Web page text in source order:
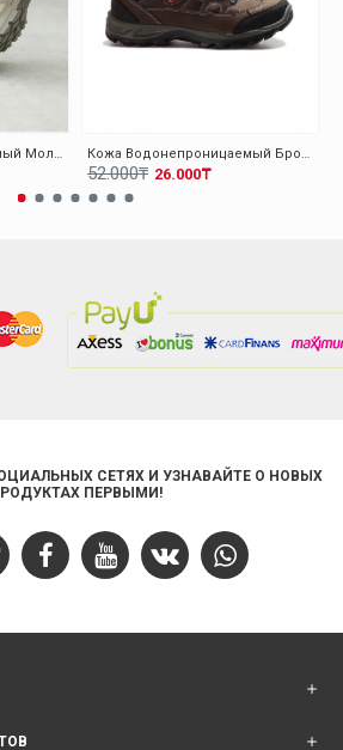
Кожа Водонепроницаемый Молочный Мужская Уличные Ботинки 117SMA1490 Кожа Водонепроницаемый Бронзовый Унисекс Уличные Обувь 117SXA5537
26.000₸
52.000₸
СЕТЯХ И УЗНАВАЙТЕ О НОВЫХ
ПЕРВЫМИ!